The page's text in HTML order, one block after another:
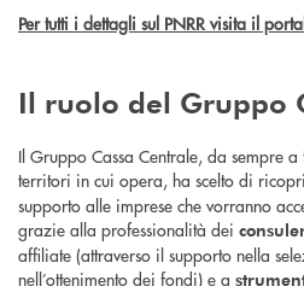
Per tutti i dettagli sul PNRR visita il
Il ruolo del Gruppo
Il Gruppo Cassa Centrale, da sempre
territori in cui opera, ha scelto di
supporto alle imprese che vorranno
grazie alla professionalità dei
affiliate (attraverso il supporto nella
nell’ottenimento dei fondi) e a